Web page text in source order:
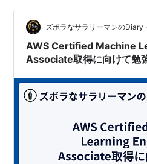
ズボラなサラリーマンのDiary
AWS Certified Machine
Associate取得に向けて勉